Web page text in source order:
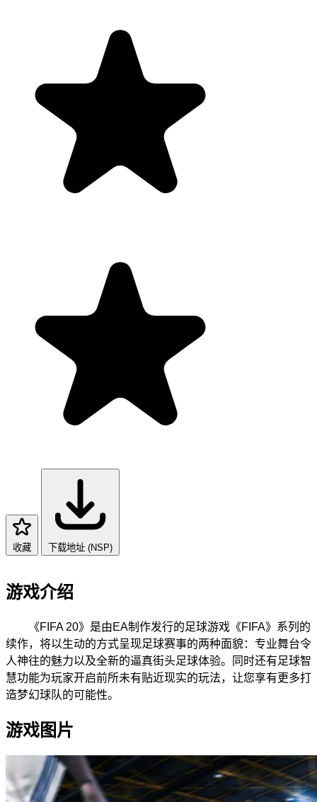
收藏 下载地址 (NSP)
游戏介绍
《FIFA 20》是由EA制作发行的足球游戏《FIFA》系列的
续作，将以生动的方式呈现足球赛事的两种面貌：专业舞台令
人神往的魅力以及全新的逼真街头足球体验。同时还有足球智
慧功能为玩家开启前所未有贴近现实的玩法，让您享有更多打
造梦幻球队的可能性。
游戏图片